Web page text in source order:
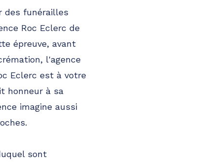
des funérailles
Roc Eclerc de
épreuve, avant
l'agence
Eclerc est à votre
honneur à sa
imagine aussi
sont